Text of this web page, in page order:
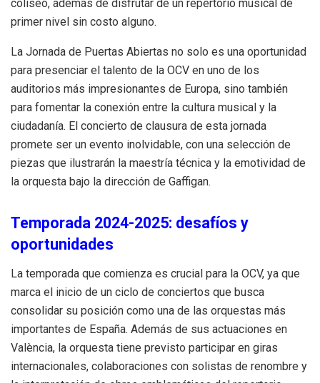
coliseo, además de disfrutar de un repertorio musical de
primer nivel sin costo alguno.
La Jornada de Puertas Abiertas no solo es una oportunidad
para presenciar el talento de la OCV en uno de los
auditorios más impresionantes de Europa, sino también
para fomentar la conexión entre la cultura musical y la
ciudadanía. El concierto de clausura de esta jornada
promete ser un evento inolvidable, con una selección de
piezas que ilustrarán la maestría técnica y la emotividad de
la orquesta bajo la dirección de Gaffigan.
Temporada 2024-2025: desafíos y
oportunidades
La temporada que comienza es crucial para la OCV, ya que
marca el inicio de un ciclo de conciertos que busca
consolidar su posición como una de las orquestas más
importantes de España. Además de sus actuaciones en
València, la orquesta tiene previsto participar en giras
internacionales, colaboraciones con solistas de renombre y